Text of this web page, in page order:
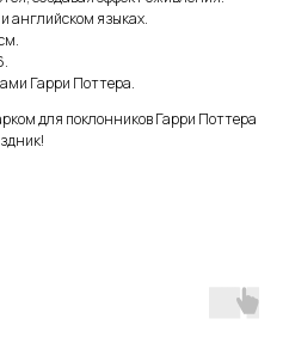
английском языках.
Гарри Поттера.
для поклонников Гарри Поттера